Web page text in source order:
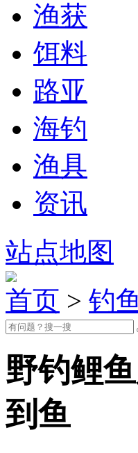
渔获
饵料
路亚
海钓
渔具
资讯
站点地图
首页 > 钓
野钓鲤
到鱼